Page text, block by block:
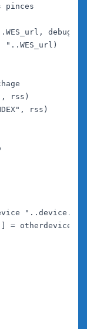
pinces
debug)
rss)
rss)
=